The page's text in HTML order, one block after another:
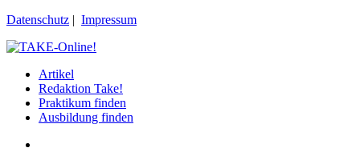
Datenschutz | Impressum
Artikel
Redaktion Take!
Praktikum finden
Ausbildung finden